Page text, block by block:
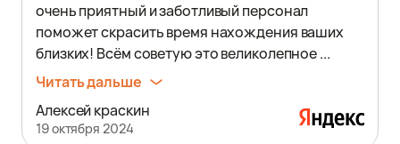
очень приятный и заботливый персонал
поможет скрасить время нахождения ваших
близких! Всём советую это великолепное ...
Читать дальше
Алексей краскин
19 октября 2024